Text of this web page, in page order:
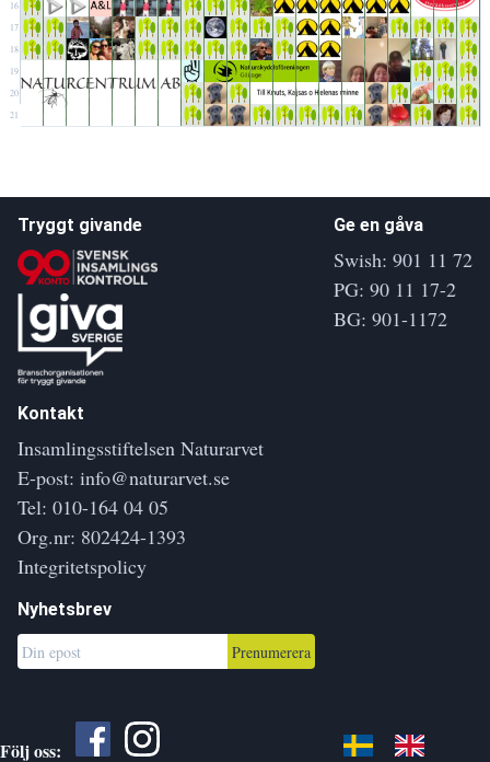
16
17
18
19
20
21
Tryggt givande Ge en gåva
Swish: 901 11 72
PG: 90 11 17-2
BG: 901-1172
Kontakt
Insamlingsstiftelsen Naturarvet
E-post: info@naturarvet.se
Tel: 010-164 04 05
Org.nr: 802424-1393
Integritetspolicy
Nyhetsbrev
Prenumerera
Följ oss: